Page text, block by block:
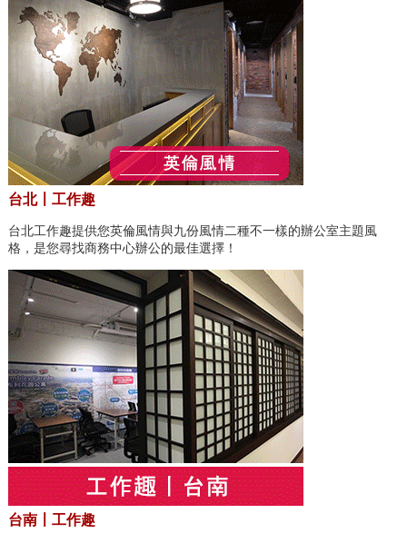
台北〡工作趣
台北工作趣提供您英倫風情與九份風情二種不一樣的辦公室主題風
格，是您尋找商務中心辦公的最佳選擇！
台南〡工作趣